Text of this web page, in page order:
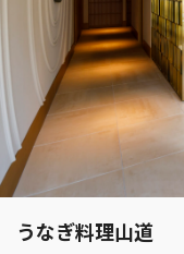
うなぎ料理山道